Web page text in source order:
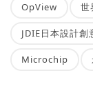
OpView 世
JDIE日本設計創
Microchip